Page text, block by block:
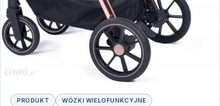
PRODUKT WÓZKI WIELOFUNKCYJNE